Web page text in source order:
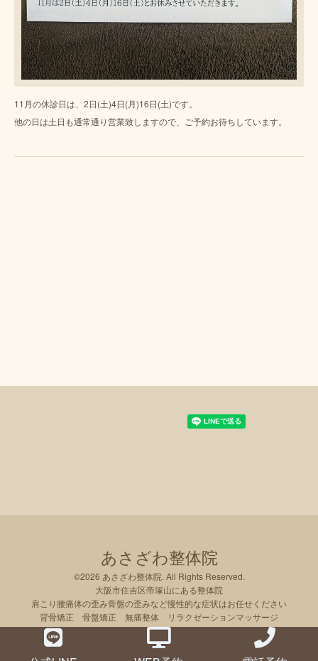
11月の休診日は、2日(土)4日(月)16日(土)です。
他の日は土日も通常通り営業致しますので、ご予約お待ちしています。
あさざわ整体院
©2026 あさざわ整体院. All Rights Reserved.
大阪市住吉区帝塚山にある整体院
肩こり腰痛体の歪み骨盤の歪みなど慢性的な症状はお任せください
背骨矯正 骨盤矯正 無痛整体 リラクゼーションマッサージ